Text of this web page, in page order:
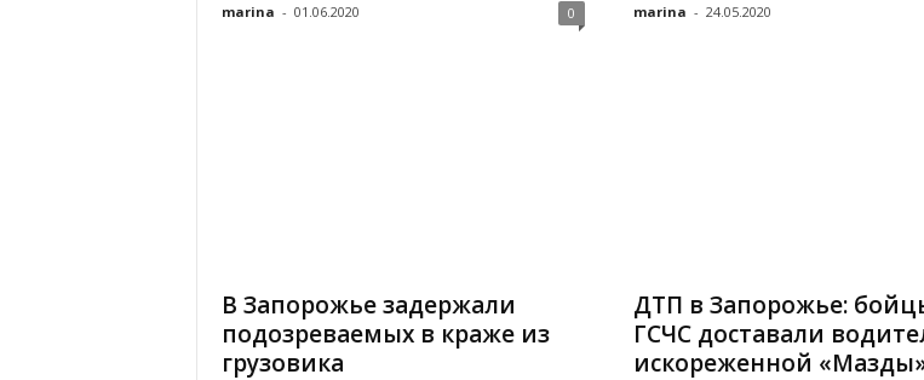
marina - 01.06.2020 0 marina - 24.05.2020
В Запорожье задержали
подозреваемых в краже из
грузовика
ДТП в Запорожье:
ГСЧС доставали
искореженной